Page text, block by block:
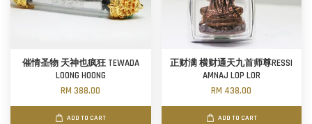
催情圣物 天神也疯狂 TEWADA
LOONG HOONG
RM 388.00
ADD TO CART
正财满 横财通天九首师尊RESSI
AMNAJ LOP LOR
RM 438.00
ADD TO CART